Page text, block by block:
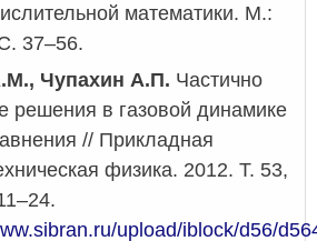
математики. М.:
37–56.
Чупахин А.П. Частично
решения в газовой динамике
// Прикладная
физика. 2012. Т. 53,
upload/iblock/d56/